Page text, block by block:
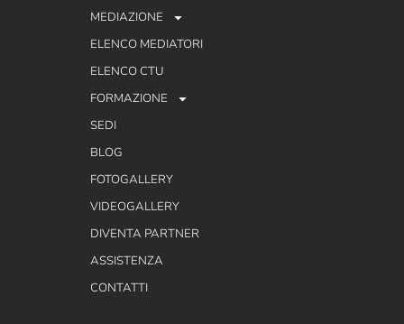
MEDIAZIONE
ELENCO MEDIATORI
ELENCO CTU
FORMAZIONE
SEDI
BLOG
FOTOGALLERY
VIDEOGALLERY
DIVENTA PARTNER
ASSISTENZA
CONTATTI